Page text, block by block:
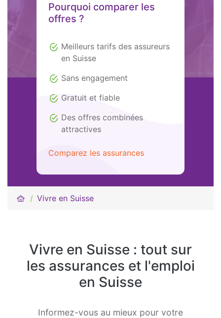
Pourquoi comparer les
offres ?
Meilleurs tarifs des assureurs
en Suisse
Sans engagement
Gratuit et fiable
Des offres combinées
attractives
Comparez les assurances
Vivre en Suisse
Vivre en Suisse : tout sur
les assurances et l'emploi
en Suisse
Informez-vous au mieux pour votre